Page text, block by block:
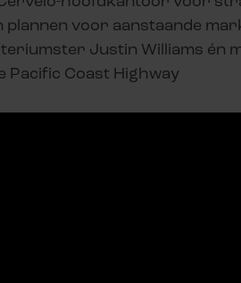
voor aanstaande
Justin Williams én
Pacific Coast Highway